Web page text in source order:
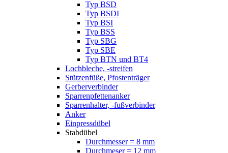
Typ BSD
Typ BSDI
Typ BSI
Typ BSS
Typ SBG
Typ SBE
Typ BTN und BT4
Lochbleche, -streifen
Stützenfüße, Pfostenträger
Gerberverbinder
Sparrenpfettenanker
Sparrenhalter, -fußverbinder
Anker
Einpressdübel
Stabdübel
Durchmesser = 8 mm
Durchmeser = 12 mm